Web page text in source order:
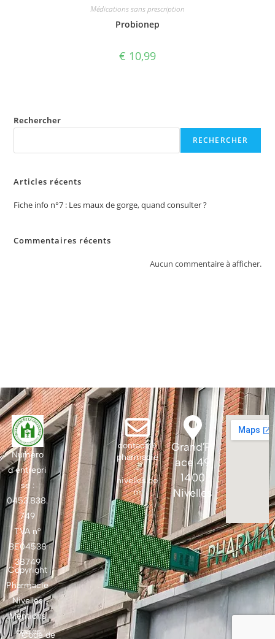
Médications sans prescription
Probionep
€ 10,99
Rechercher
RECHERCHER
Articles récents
Fiche info n°7 : Les maux de gorge, quand consulter ?
Commentaires récents
Aucun commentaire à afficher.
Numéro
d’entrepri
se :
0453.838.
749
TVA n°
BE04538
38749
Copyright
Pharmacie
Nivelles
Mentions
légales
Code de
contact@
pharmacie
-
nivelles.co
m
Grand'Pl
ace 49
1400
Nivelles